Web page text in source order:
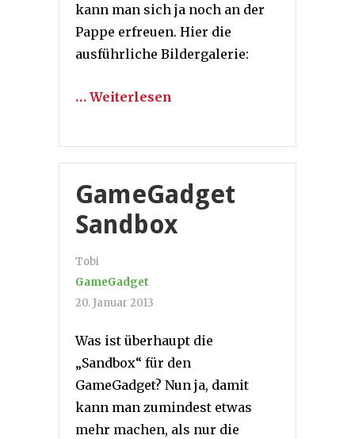
kann man sich ja noch an der
Pappe erfreuen. Hier die
ausführliche Bildergalerie:
… Weiterlesen
GameGadget
Sandbox
Tobi
GameGadget
20. Januar 2013
Was ist überhaupt die
„Sandbox“ für den
GameGadget? Nun ja, damit
kann man zumindest etwas
mehr machen, als nur die